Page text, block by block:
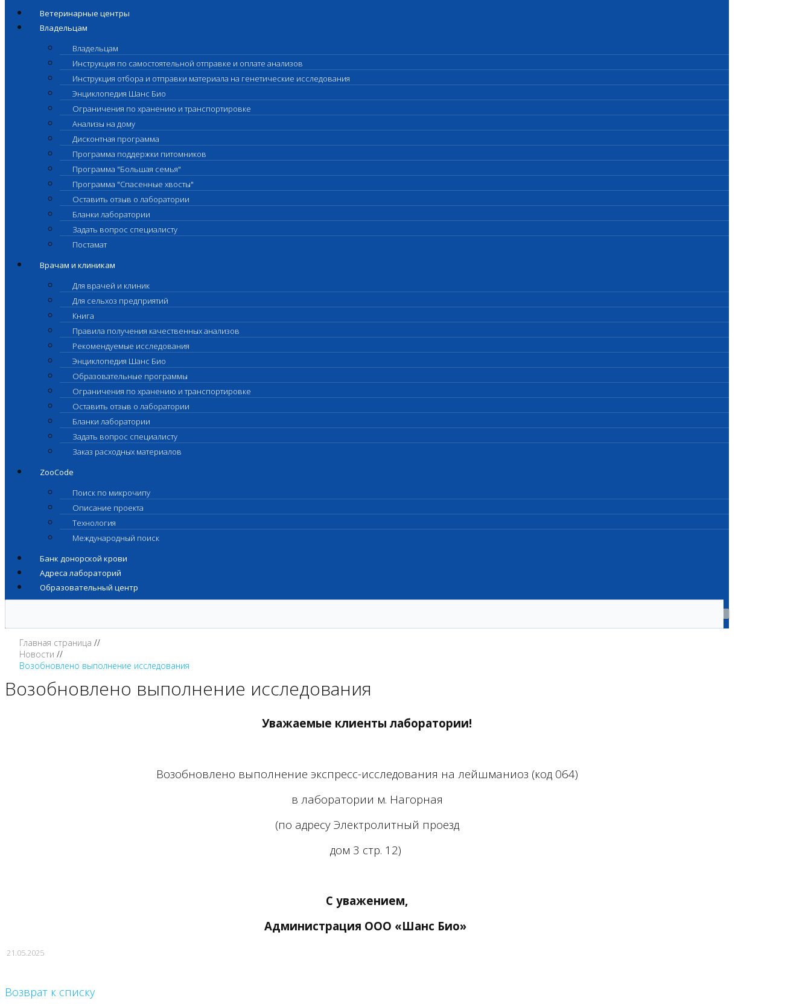
Ветеринарные центры
Владельцам
Владельцам
Инструкция по самостоятельной отправке и оплате анализов
Инструкция отбора и отправки материала на генетические исследования
Энциклопедия Шанс Био
Ограничения по хранению и транспортировке
Анализы на дому
Дисконтная программа
Программа поддержки питомников
Программа "Большая семья"
Программа "Спасенные хвосты"
Оставить отзыв о лаборатории
Бланки лаборатории
Задать вопрос специалисту
Постамат
Врачам и клиникам
Для врачей и клиник
Для сельхоз предприятий
Книга
Правила получения качественных анализов
Рекомендуемые исследования
Энциклопедия Шанс Био
Образовательные программы
Ограничения по хранению и транспортировке
Оставить отзыв о лаборатории
Бланки лаборатории
Задать вопрос специалисту
Заказ расходных материалов
ZooCode
Поиск по микрочипу
Описание проекта
Технология
Международный поиск
Банк донорской крови
Адреса лабораторий
Образовательный центр
Главная страница
Новости
Возобновлено выполнение исследования
Возобновлено выполнение исследования
Уважаемые клиенты лаборатории!
Возобновлено выполнение экспресс-исследования на лейшманиоз (код 064)
в лаборатории м. Нагорная
(по адресу Электролитный проезд
дом 3 стр. 12)
С уважением,
Администрация ООО «Шанс Био»
21.05.2025
Возврат к списку